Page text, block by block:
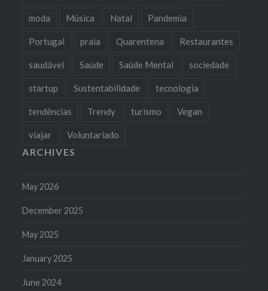
moda Música Natal Pandemia
Portugal praia Quarentena Restaurantes
saudável Saúde Saúde Mental sociedade
startup Sustentabilidade tecnologia
tendências Trendy turismo Vegan
viajar Voluntariado
ARCHIVES
May 2026
December 2025
May 2025
January 2025
June 2024